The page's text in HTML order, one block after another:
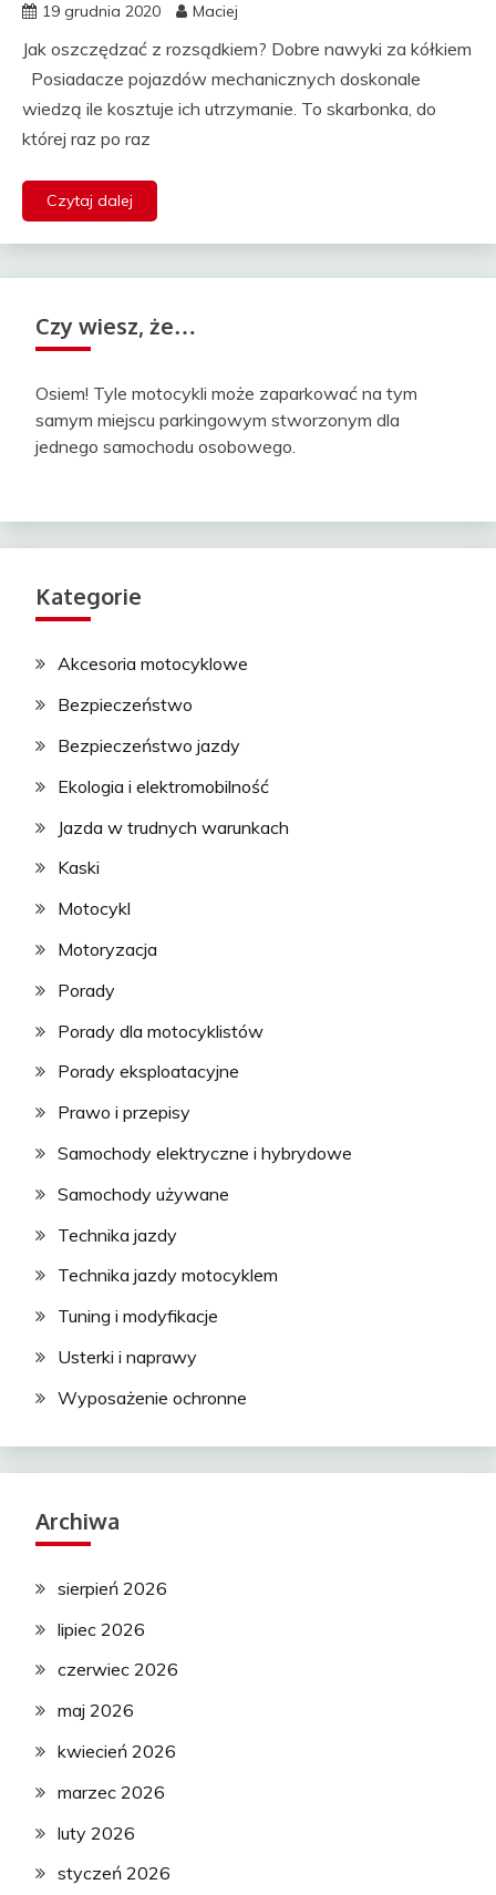
19 grudnia 2020 Maciej
Jak oszczędzać z rozsądkiem? Dobre nawyki za kółkiem
Posiadacze pojazdów mechanicznych doskonale
wiedzą ile kosztuje ich utrzymanie. To skarbonka, do
której raz po raz
Czytaj dalej
Czy wiesz, że…
Osiem! Tyle motocykli może zaparkować na tym
samym miejscu parkingowym stworzonym dla
jednego samochodu osobowego.
Kategorie
Akcesoria motocyklowe
Bezpieczeństwo
Bezpieczeństwo jazdy
Ekologia i elektromobilność
Jazda w trudnych warunkach
Kaski
Motocykl
Motoryzacja
Porady
Porady dla motocyklistów
Porady eksploatacyjne
Prawo i przepisy
Samochody elektryczne i hybrydowe
Samochody używane
Technika jazdy
Technika jazdy motocyklem
Tuning i modyfikacje
Usterki i naprawy
Wyposażenie ochronne
Archiwa
sierpień 2026
lipiec 2026
czerwiec 2026
maj 2026
kwiecień 2026
marzec 2026
luty 2026
styczeń 2026